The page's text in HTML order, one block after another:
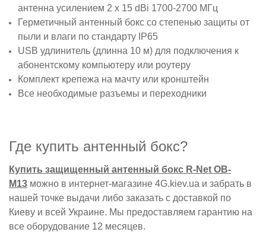
антенна усилением 2 x 15 dBi 1700-2700 МГц
Герметичный антенный бокс со степенью защиты от
пыли и влаги по стандарту IP65
USB удлинитель (длинна 10 м) для подключения к
абонентскому компьютеру или роутеру
Комплект крепежа на мачту или кронштейн
Все необходимые разъемы и переходники
Где купить антенный бокс?
Купить защищенный антенный бокс R-Net OB-
M13 можно в интернет-магазине 4G.kiev.ua и забрать в
нашей точке выдачи либо заказать с доставкой по
Киеву и всей Украине. Мы предоставляем гарантию на
все оборудование 12 месяцев.